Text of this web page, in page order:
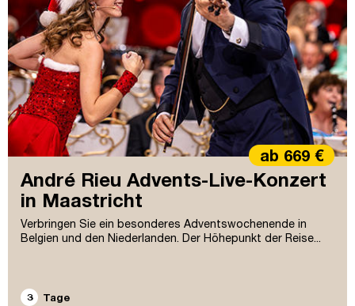
André Rieu Advents-Live-Konzert
in Maastricht
Verbringen Sie ein besonderes Adventswochenende in
Belgien und den Niederlanden. Der Höhepunkt der Reise...
ab 669 €
3 Tage